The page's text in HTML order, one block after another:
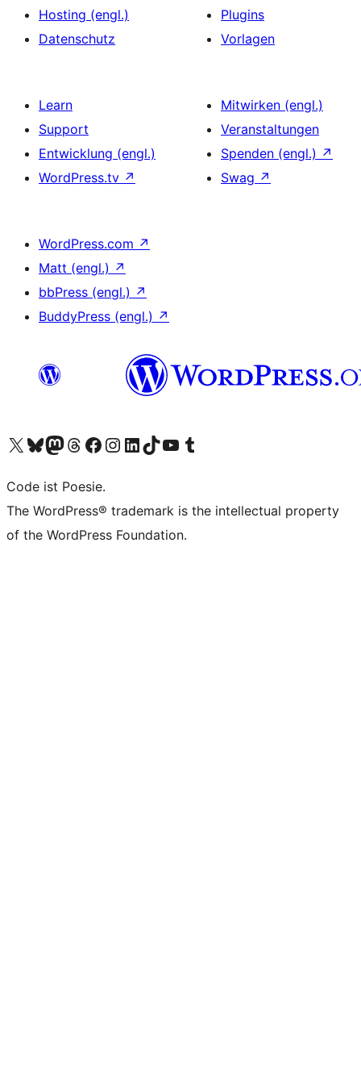
Hosting (engl.)
Datenschutz
Plugins
Vorlagen
Learn
Support
Entwicklung (engl.)
WordPress.tv ↗
Mitwirken (engl.)
Veranstaltungen
Spenden (engl.) ↗
Swag ↗
WordPress.com ↗
Matt (engl.) ↗
bbPress (engl.) ↗
BuddyPress (engl.) ↗
Unser X-Konto (früher Twitter) besuchen
Unser Bluesky-Konto besuchen
Unser Mastodon-Konto besuchen
Unser Threads-Konto besuchen
Unsere Facebook-Seite besuchen
Unser Instagram-Konto besuchen
Unser LinkedIn-Konto besuchen
Unser TikTok-Konto besuchen
Unseren YouTube-Kanal besuchen
Unser Tumblr-Konto besuchen
Code ist Poesie.
The WordPress® trademark is the intellectual property
of the WordPress Foundation.